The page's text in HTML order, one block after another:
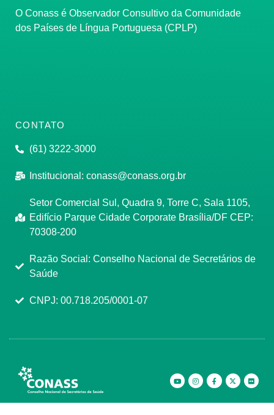
O Conass é Observador Consultivo da Comunidade
dos Países de Língua Portuguesa (CPLP)
CONTATO
(61) 3222-3000
Institucional: conass@conass.org.br
Setor Comercial Sul, Quadra 9, Torre C, Sala 1105,
Edifício Parque Cidade Corporate Brasília/DF CEP:
70308-200
Razão Social: Conselho Nacional de Secretários de
Saúde
CNPJ: 00.718.205/0001-07